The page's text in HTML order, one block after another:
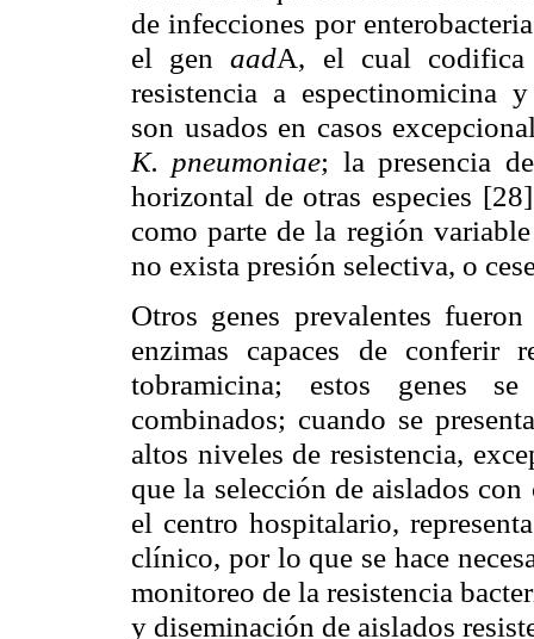
de infecciones por
el genaadA, el cual codifica
resistencia a espectinomicina
son usados en casos
K. pneumoniae; la presencia
horizontal de otras especies
como parte de la región
no exista presión selectiva, o
Otros genes prevalentes
enzimas capaces de conferir
tobramicina; estos genes
combinados; cuando se
altos niveles de resistencia,
que la selección de aislados
el centro hospitalario,
clínico, por lo que se hace
monitoreo de la resistencia
y diseminación de aislados